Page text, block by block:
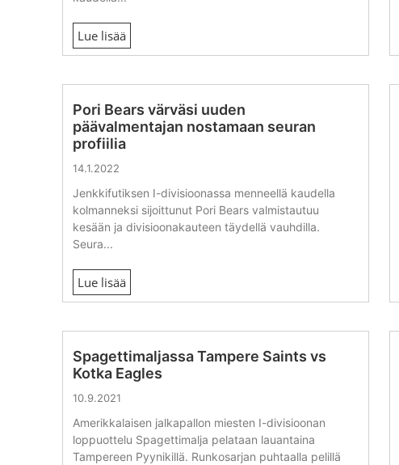
Lue lisää
Pori Bears värväsi uuden
päävalmentajan nostamaan seuran
profiilia
14.1.2022
Jenkkifutiksen I-divisioonassa menneellä kaudella
kolmanneksi sijoittunut Pori Bears valmistautuu
kesään ja divisioonakauteen täydellä vauhdilla.
Seura...
Lue lisää
Spagettimaljassa Tampere Saints vs
Kotka Eagles
10.9.2021
Amerikkalaisen jalkapallon miesten I-divisioonan
loppuottelu Spagettimalja pelataan lauantaina
Tampereen Pyynikillä. Runkosarjan puhtaalla pelillä